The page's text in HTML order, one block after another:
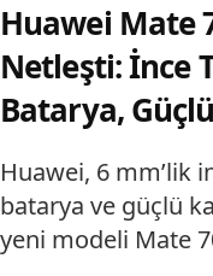
Huawei Mate
Netleşti: İnce
Batarya,
Huawei, 6 mm’lik
batarya ve güçlü
yeni modeli Mate